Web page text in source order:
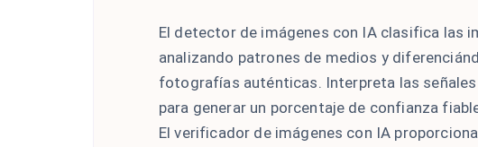
El detector de imágenes con IA clasifica las
analizando patrones de medios y
fotografías auténticas. Interpreta las señales
para generar un porcentaje de confianza
El verificador de imágenes con IA